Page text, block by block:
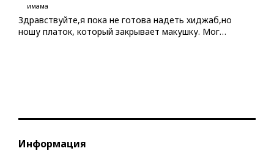
имама
Здравствуйте,я пока не готова надеть хиджаб,но
ношу платок, который закрывает макушку. Мог…
Информация